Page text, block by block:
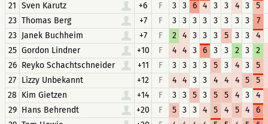
21 Sven Karutz +6 F 3 3 6 4 3 3 4 3
5
23 Thomas Berg +7 F 3 3 3 3 3 3 3 3
7
23 Janek Buchheim +7 F 2 4 3 3 3 5 3 3
4
25 Gordon Lindner +10 F 4 4 3 6 3 3 2 3
2
26 Reyko Schachtschneider +11 F 3 3 3 3 5 3 4 3
5
27 Lizzy Unbekannt +12 F 4 4 3 3 4 4 4 5
5
28 Kim Gietzen +14 F 3 3 5 3 5 5 4 3
4
29 Hans Behrendt +20 F 5 3 3 4 5 4 5 4
6